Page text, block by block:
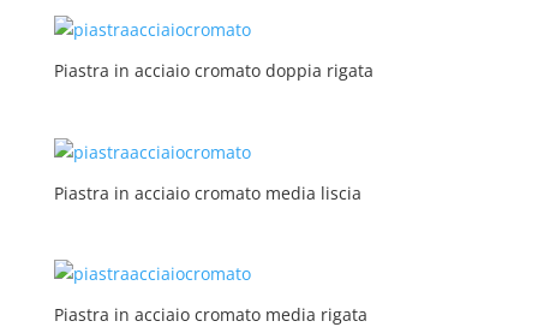
Piastra in acciaio cromato doppia rigata
Piastra in acciaio cromato media liscia
Piastra in acciaio cromato media rigata